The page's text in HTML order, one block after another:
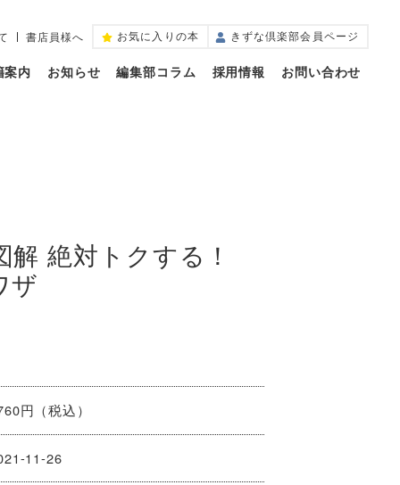
書店員様へ お気に入りの本 きずな倶楽部会員ページ
案内 お知らせ 編集部コラム 採用情報 お問い合わせ
解 絶対トクする！
ザ
円（税込）
11-26